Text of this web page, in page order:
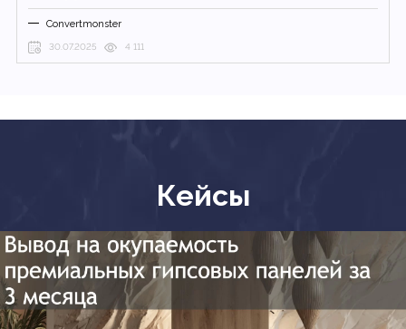
Convertmonster
30.07.2025 4 111
Кейсы